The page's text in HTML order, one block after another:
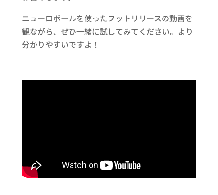
ニューロボールを使ったフットリリースの動画を
観ながら、ぜひ一緒に試してみてください。より
分かりやすいですよ！